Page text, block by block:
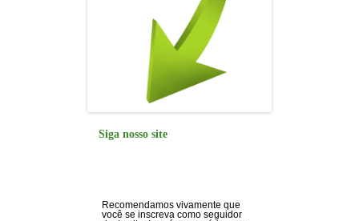
Siga nosso site
Recomendamos vivamente que
você se inscreva como seguidor